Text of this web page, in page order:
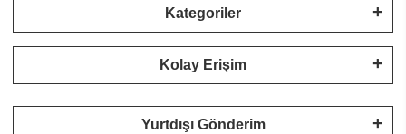
Kategoriler
Kolay Erişim
Yurtdışı Gönderim